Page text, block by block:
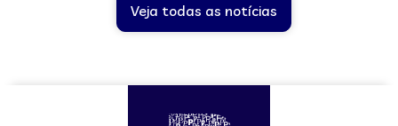
Veja todas as notícias